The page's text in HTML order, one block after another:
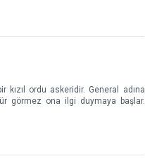
ordu askeridir. General adına
görmez ona ilgi duymaya başlar.